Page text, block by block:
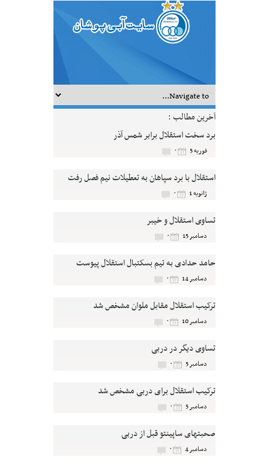
آخرین مطالب :
برد سخت استقلال برابر شمس آذر
فوریه 5 ۰
استقلال با برد سپاهان به تعطیلات نیم فصل رفت
ژانویه 1 ۰
تساوی استقلال و خیبر
دسامبر 15 ۰
حامد حدادی به تیم بسکتبال استقلال پیوست
دسامبر 14 ۰
ترکیب استقلال مقابل ملوان مشخص شد
دسامبر 10 ۰
تساوی دیگر در دربی
دسامبر 5 ۰
ترکیب استقلال برای دربی مشخص شد
دسامبر 5 ۰
صحبتهای ساپینتو قبل از دربی
دسامبر 4 ۰